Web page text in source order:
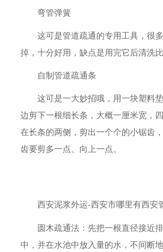
弯管弹簧
这可是管道疏通的专用工具，很
掉，十分好用，缺点是用完它后清洗比
自制管道疏通条
这可是一大妙招哦，用一块塑料
边剪下一根细长条，大概一厘米宽，
在长条的两侧，剪出一个个的小锯齿
齿要剪多一点、向上一点。
西安泥浆外运-西安市哪里有西安
圆木疏通法：先把一根直径接近
中，并在水池中放入量的水，不间断